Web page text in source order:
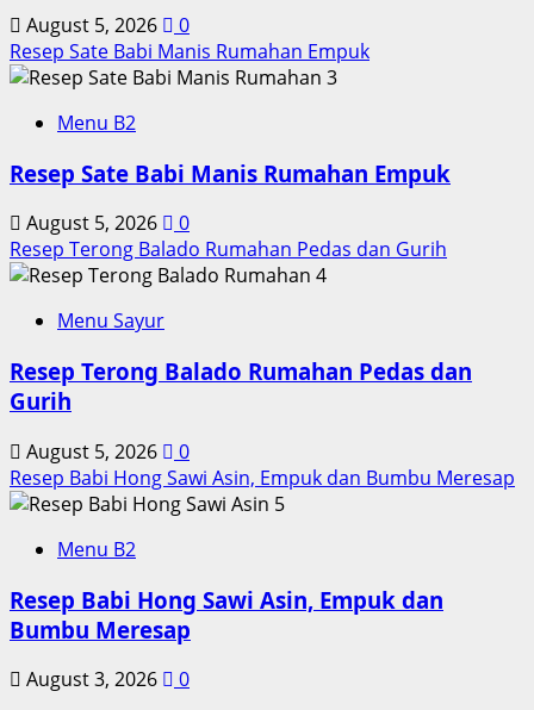
August 5, 2026
0
Resep Sate Babi Manis Rumahan Empuk
3
Menu B2
Resep Sate Babi Manis Rumahan Empuk
August 5, 2026
0
Resep Terong Balado Rumahan Pedas dan Gurih
4
Menu Sayur
Resep Terong Balado Rumahan Pedas dan
Gurih
August 5, 2026
0
Resep Babi Hong Sawi Asin, Empuk dan Bumbu Meresap
5
Menu B2
Resep Babi Hong Sawi Asin, Empuk dan
Bumbu Meresap
August 3, 2026
0